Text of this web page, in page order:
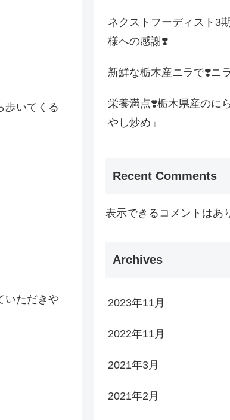
歩いてくる
いただきや
ネクストフーディスト3
様への感謝❣️
新鮮な栃木産ニラで❣️ニ
栄養満点❣️栃木県産のに
やし炒め」
Recent Comments
表示できるコメントはあ
Archives
2023年11月
2022年11月
2021年3月
2021年2月